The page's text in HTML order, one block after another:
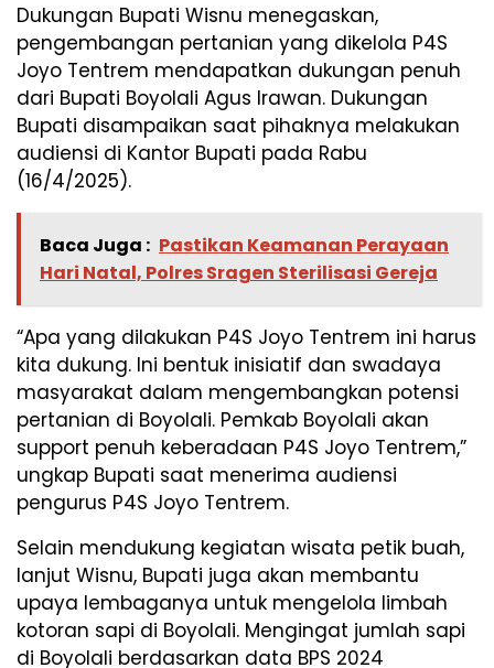
Dukungan Bupati Wisnu menegaskan,
pengembangan pertanian yang dikelola P4S
Joyo Tentrem mendapatkan dukungan penuh
dari Bupati Boyolali Agus Irawan. Dukungan
Bupati disampaikan saat pihaknya melakukan
audiensi di Kantor Bupati pada Rabu
(16/4/2025).
Baca Juga : Pastikan Keamanan Perayaan
Hari Natal, Polres Sragen Sterilisasi Gereja
“Apa yang dilakukan P4S Joyo Tentrem ini harus
kita dukung. Ini bentuk inisiatif dan swadaya
masyarakat dalam mengembangkan potensi
pertanian di Boyolali. Pemkab Boyolali akan
support penuh keberadaan P4S Joyo Tentrem,”
ungkap Bupati saat menerima audiensi
pengurus P4S Joyo Tentrem.
Selain mendukung kegiatan wisata petik buah,
lanjut Wisnu, Bupati juga akan membantu
upaya lembaganya untuk mengelola limbah
kotoran sapi di Boyolali. Mengingat jumlah sapi
di Boyolali berdasarkan data BPS 2024